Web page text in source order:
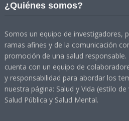
¿Quiénes somos?
Somos un equipo de investigadores,
ramas afines y de la comunicación
promoción de una salud
cuenta con un equipo de
y responsabilidad para abordar los
nuestra página: Salud y Vida (estilo
Salud Pública y Salud Mental.